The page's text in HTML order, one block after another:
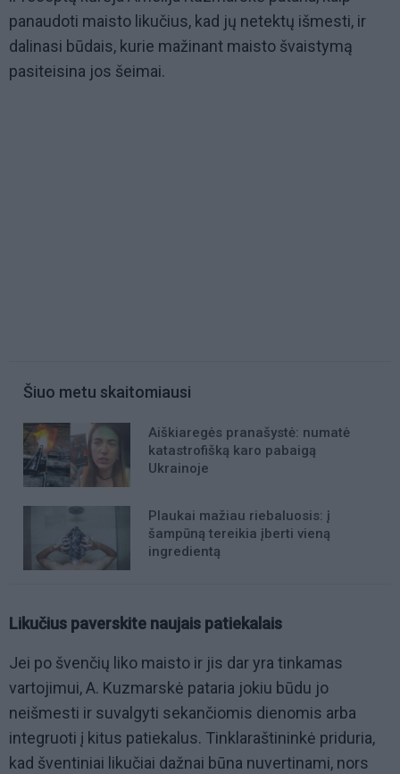
panaudoti maisto likučius, kad jų netektų išmesti, ir
dalinasi būdais, kurie mažinant maisto švaistymą
pasiteisina jos šeimai.
Šiuo metu skaitomiausi
Aiškiaregės pranašystė: numatė
katastrofišką karo pabaigą
Ukrainoje
Plaukai mažiau riebaluosis: į
šampūną tereikia įberti vieną
ingredientą
Likučius paverskite naujais patiekalais
Jei po švenčių liko maisto ir jis dar yra tinkamas
vartojimui, A. Kuzmarskė pataria jokiu būdu jo
neišmesti ir suvalgyti sekančiomis dienomis arba
integruoti į kitus patiekalus. Tinklaraštininkė priduria,
kad šventiniai likučiai dažnai būna nuvertinami, nors